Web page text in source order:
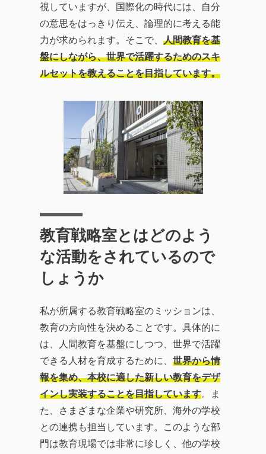
視していますが、国際化の時代には、自分
の意思をはっきり伝え、論理的に考える能
力が求められます。そこで、 人間教育を基
盤にしながら、世界で活躍するためのスキ
ルセットを教えることを目指しています。
教育戦略室とはどのよう
な活動をされているので
しょうか
私が所属する教育戦略室のミッションは、
教育の方向性を決めることです。具体的に
は、人間教育を基盤にしつつ、世界で活躍
できる人材を育成するために、 世界から情
報を集め、本校に適した新しい教育をデザ
インし実装することを目指しています。ま
た、さまざまな企業や研究所、海外の学校
との連携も担当しています。このような部
門は教育現場では非常に珍しく、他の学校